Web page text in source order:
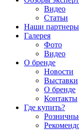
Видео
Статьи
Наши партнеры
Галерея
Фото
Видео
О бренде
Новости
Выставки
О бренде
Контакты
Где купить?